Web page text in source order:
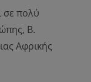
σε πολύ
Β.
Αφρικής